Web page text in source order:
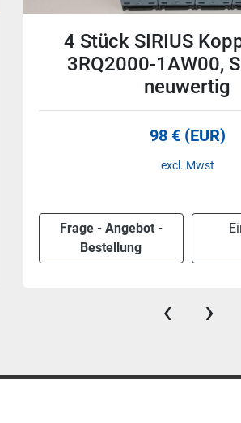
SIRIUS Zeitrelais,
1AW30, Siemens,
61 € (EUR)
excl. Mwst
Frage - Angebot -
Bestellung
‹ ›